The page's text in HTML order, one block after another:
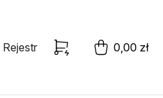
Rejestr 0,00 zł